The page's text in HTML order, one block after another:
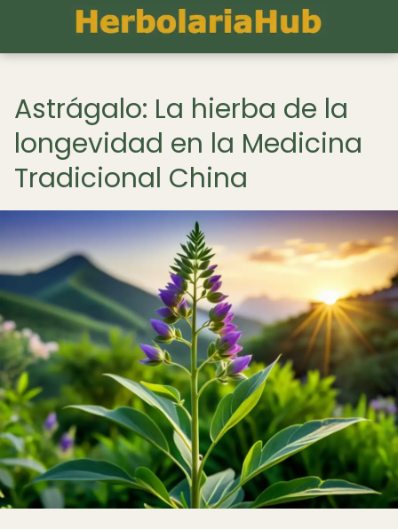
Astrágalo: La hierba de la
longevidad en la Medicina
Tradicional China